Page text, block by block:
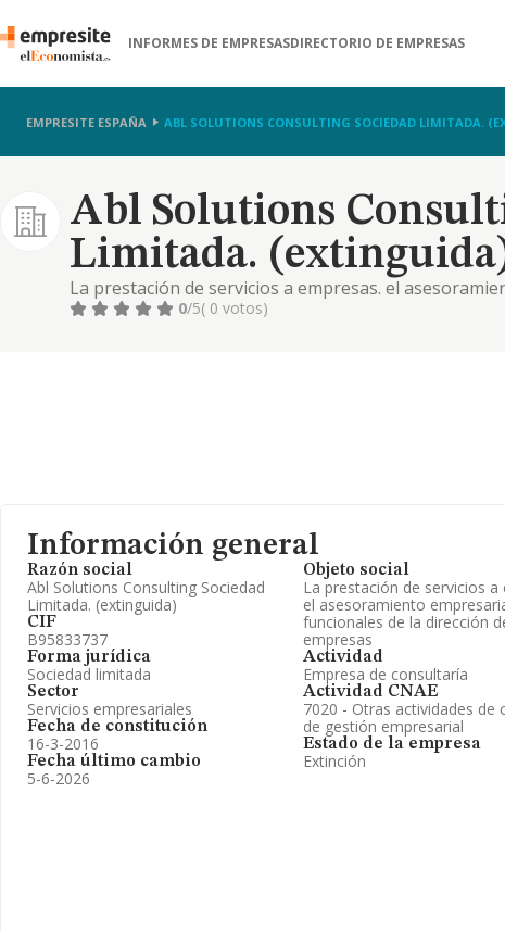
INFORMES DE EMPRESASDIRECTORIO DE EMPRESAS
EMPRESITE ESPAÑA ABL SOLUTIONS CONSULTING SOCIEDAD LIMITADA.
Abl Solutions
Limitada.
La prestación de servicios a empresas. el
dirección de empresas
0/5( 0 votos)
Información general
Razón social
Abl Solutions Consulting Sociedad
Limitada. (extinguida)
CIF
B95833737
Forma jurídica
Sociedad limitada
Sector
Servicios empresariales
Fecha de constitución
16-3-2016
Fecha último cambio
5-6-2026
Objeto social
La prestación de servicios a
el asesoramiento
funcionales de la dirección
empresas
Actividad
Empresa de consultaría
Actividad CNAE
7020 - Otras actividades de
de gestión empresarial
Estado de la empresa
Extinción